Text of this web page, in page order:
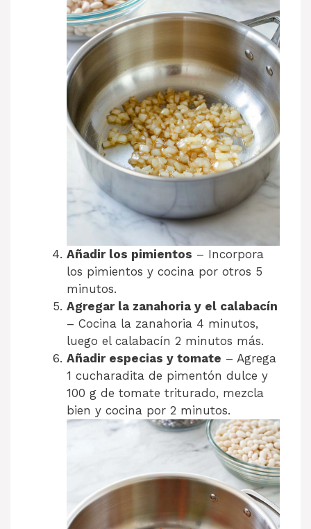
Añadir los pimientos – Incorpora
los pimientos y cocina por otros 5
minutos.
Agregar la zanahoria y el calabacín
– Cocina la zanahoria 4 minutos,
luego el calabacín 2 minutos más.
Añadir especias y tomate – Agrega
1 cucharadita de pimentón dulce y
100 g de tomate triturado, mezcla
bien y cocina por 2 minutos.